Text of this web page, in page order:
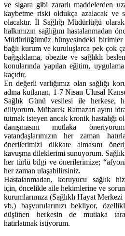
ve sigara gibi zararlı maddelerden
kaybetme riski oldukça azalacak ve
olacaktır. İl Sağlığı Müdürlüğü
halkımızın sağlığını hastalanmadan
Müdürlüğümüz bünyesindeki
bağlı kurum ve kuruluşlarca pek çok
bağışıklama, obezite ve sağlıklı
konularında yapılan eğitim,
kaçıdır.
En değerli varlığımız olan sağlığı
adına kutlanan, 1-7 Nisan Ulusal
Sağlık Günü vesilesi ile herkese,
diliyorum. Mübarek Ramazan ayını
tutmak isteyen ancak kronik hastalığı
danışmasını mutlaka
vatandaşlarımızın her zaman
önerilerimizi dikkate almasını
kavuşma dileklerimi sunuyorum.
her türlü bilgi ve önerilerimize;
her zaman ulaşabilirsiniz.
Hastalanmadan, koruyucu sağlık
için, öncelikle aile hekimlerine ve
kurumlarımıza (Sağlıklı Hayat
vb.) başvurularınızı bekliyor,
düşünen herkesin de mutlaka
hatırlatmak istiyorum.